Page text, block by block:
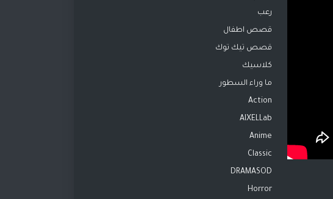
رعب
قصص اطفال
قصص تيك توك
كلاسيك
ما وراء السطور
Action
AIXELLab
Anime
Classic
DRAMASOD
Horror